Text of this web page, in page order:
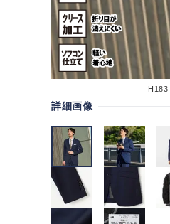
H183
詳細画像